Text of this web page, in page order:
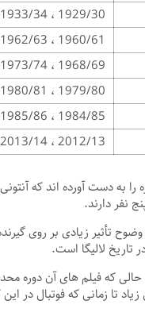
1929/30 ، 1933/34 ، 1935/56
1960/61 ، 1962/63 ، 1963/64
1968/69 ، 1973/74 ، 1974/75
1979/80 ، 1980/81 ، 1981/82
1984/85 ، 1985/86 ، 1989/90
2012/13 ، 2013/14 ، 2019/20
جایزه را به دست آورده اند که
که فیلم های آن دوره
تا زمانی که فوتبال در